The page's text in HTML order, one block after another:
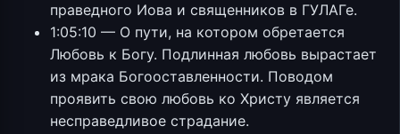
праведного Иова и священников в ГУЛАГе.
1:05:10 — О пути, на котором обретается
Любовь к Богу. Подлинная любовь вырастает
из мрака Богооставленности. Поводом
проявить свою любовь ко Христу является
несправедливое страдание.